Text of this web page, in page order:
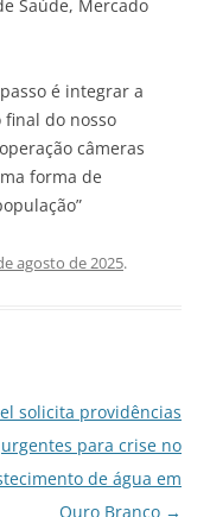
Saúde, Mercado
é integrar a
final do nosso
câmeras
forma de
agosto de 2025.
solicita providências
urgentes para crise no
de água em
Ouro Branco →